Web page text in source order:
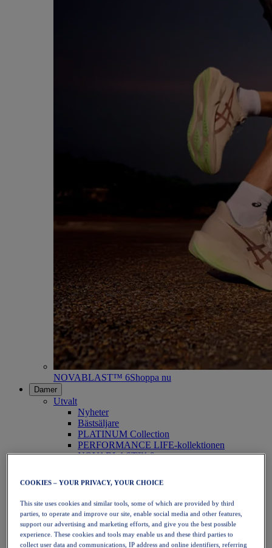
NOVABLAST™ 6Shoppa nu
Damer
Utvalt
Nyheter
Bästsäljare
PLATINUM Collection
PERFORMANCE LIFE-kollektionen
NOVABLAST™ 6
Löpning
Traillöpning
Tennis
Volleyboll
Handboll
Padel
Nätboll
COOKIES – YOUR PRIVACY, YOUR CHOICE
This site uses cookies and similar tools, some of which are provided by third
parties, to operate and improve our site, enable social media and other features,
support our advertising and marketing efforts, and give you the best possible
experience. These cookies and tools may enable us and these third parties to
collect user data and communications, IP address and online identifiers, referring